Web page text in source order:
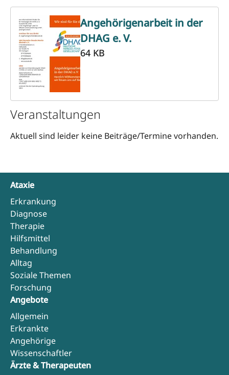
Angehörigenarbeit in der
DHAG e. V.
64 KB
Veranstaltungen
Aktuell sind leider keine Beiträge/Termine vorhanden.
Ataxie
Erkrankung
Diagnose
Therapie
Hilfsmittel
Behandlung
Alltag
Soziale Themen
Forschung
Angebote
Allgemein
Erkrankte
Angehörige
Wissenschaftler
Ärzte & Therapeuten